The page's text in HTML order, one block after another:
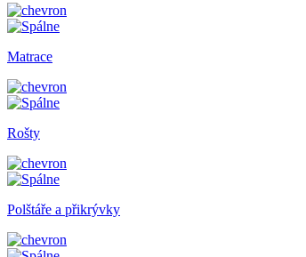
Matrace
Rošty
Polštáře a přikrývky